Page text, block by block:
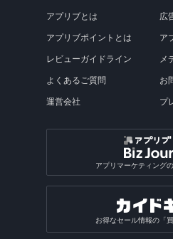
アプリブとは
アプリブポイントとは
レビューガイドライン
よくあるご質問
運営会社
広
ア
メ
お
プ
アプリマーケティング
お得なセール情報の「